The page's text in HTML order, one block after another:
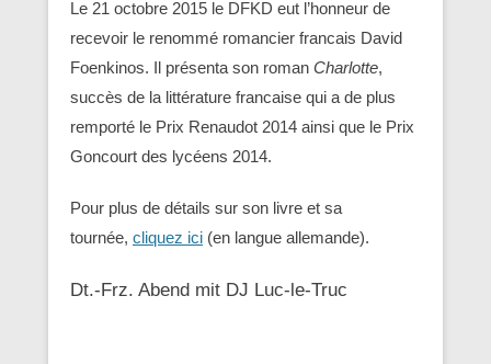
Le 21 octobre 2015 le DFKD eut l’honneur de
recevoir le renommé romancier francais David
Foenkinos. Il présenta son roman Charlotte,
succès de la littérature francaise qui a de plus
remporté le Prix Renaudot 2014 ainsi que le Prix
Goncourt des lycéens 2014.
Pour plus de détails sur son livre et sa
tournée, cliquez ici (en langue allemande).
Dt.-Frz. Abend mit DJ Luc-le-Truc